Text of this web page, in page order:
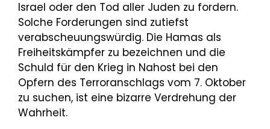
Israel oder den Tod aller Juden zu fordern.
Solche Forderungen sind zutiefst
verabscheuungswürdig. Die Hamas als
Freiheitskämpfer zu bezeichnen und die
Schuld für den Krieg in Nahost bei den
Opfern des Terroranschlags vom 7. Oktober
zu suchen, ist eine bizarre Verdrehung der
Wahrheit.